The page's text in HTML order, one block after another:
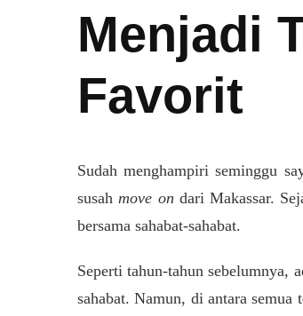
Menjadi
Favorit
Sudah menghampiri seminggu
susahmove on dari Makassar.
bersama sahabat-sahabat.
Seperti tahun-tahun sebelumnya,
sahabat. Namun, di antara